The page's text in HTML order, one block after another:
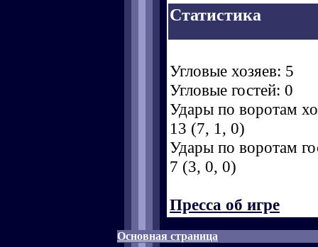
Статистика
Угловые хозяев: 5
Угловые гостей: 0
Удары по воротам
13 (7, 1, 0)
Удары по воротам
7 (3, 0, 0)
Пресса об игре
Основная страница